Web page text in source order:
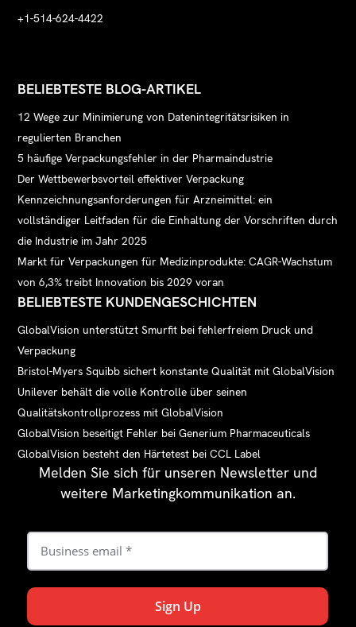
+1-514-624-4422
BELIEBTESTE BLOG-ARTIKEL
12 Wege zur Minimierung von Datenintegritätsrisiken in
regulierten Branchen
5 häufige Verpackungsfehler in der Pharmaindustrie
Der Wettbewerbsvorteil effektiver Verpackung
Kennzeichnungsanforderungen für Arzneimittel: ein
vollständiger Leitfaden für die Einhaltung der Vorschriften durch
die Industrie im Jahr 2025
Markt für Verpackungen für Medizinprodukte: CAGR-Wachstum
von 6,3% treibt Innovation bis 2029 voran
BELIEBTESTE KUNDENGESCHICHTEN
GlobalVision unterstützt Smurfit bei fehlerfreiem Druck und
Verpackung
Bristol-Myers Squibb sichert konstante Qualität mit GlobalVision
Unilever behält die volle Kontrolle über seinen
Qualitätskontrollprozess mit GlobalVision
GlobalVision beseitigt Fehler bei Generium Pharmaceuticals
GlobalVision besteht den Härtetest bei CCL Label
Melden Sie sich für unseren Newsletter und
weitere Marketingkommunikation an.